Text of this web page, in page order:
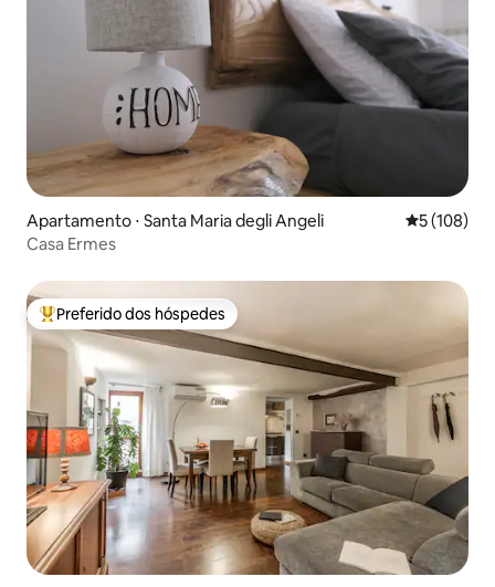
Apartamento ⋅ Santa Maria degli Angeli 5 de uma
5 (108)
Casa Ermes
Entre os melhores preferidos dos hóspedes
Preferido dos hóspedes